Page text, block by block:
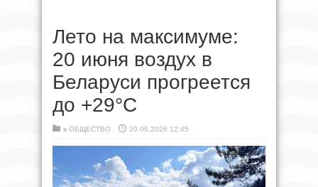
Лето на максимуме:
20 июня воздух в
Беларуси прогреется
до +29°С
в ОБЩЕСТВО 20.06.2026 12:45